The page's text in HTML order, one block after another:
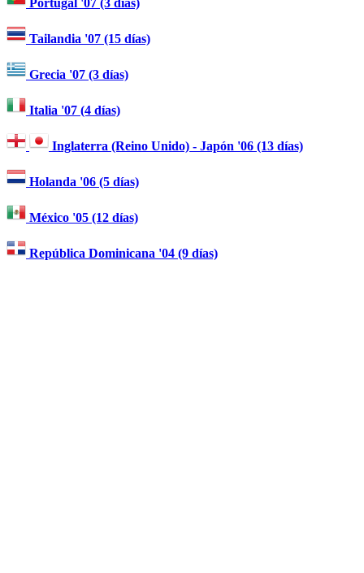
Portugal '07 (3 días)
Tailandia '07 (15 días)
Grecia '07 (3 días)
Italia '07 (4 días)
Inglaterra (Reino Unido) - Japón '06 (13 días)
Holanda '06 (5 días)
México '05 (12 días)
República Dominicana '04 (9 días)